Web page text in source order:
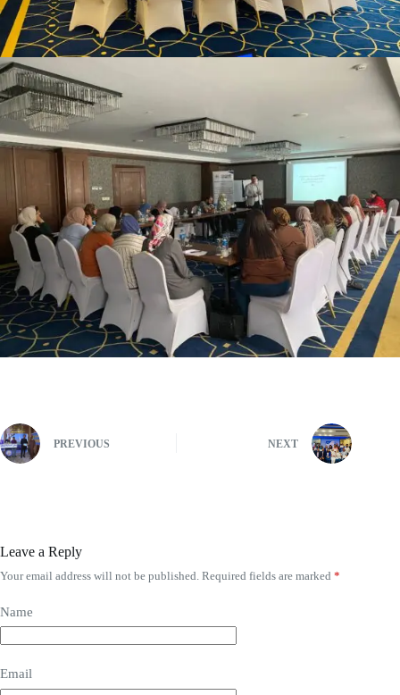
PREVIOUS NEXT
Leave a Reply
Your email address will not be published. Required fields are marked *
Name
Email